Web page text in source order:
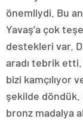
önemliydi. Bu
Yavaş’a çok
destekleri var.
aradı tebrik etti.
bizi kamçılıyor
şekilde döndük.
bronz madalya